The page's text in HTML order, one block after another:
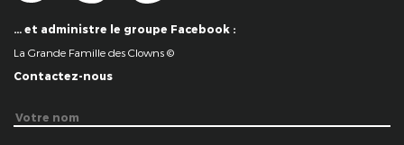
… et administre le groupe Facebook :
La Grande Famille des Clowns ©
Contactez-nous